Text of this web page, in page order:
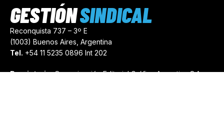
Reconquista 737 – 3º E
(1003) Buenos Aires, Argentina
Tel. +54 11 5235 0896 Int 202
Propietario:Comunicación Editorial Gráfica Argentina S.A.
GESTIÓNSINDICAL